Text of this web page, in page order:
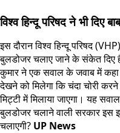
विश्व हिन्दू परिषद ने भी
इस दौरान विश्व हिन्दू परिषद
बुलडोजर चलाए जाने के संकेत दिए
कुमार ने एक सवाल के जवाब में कहा
देखने को मिलेगा कि चंदा चोरी
मिट्टी में मिलाया जाएगा। यह
बुलडोजर चलाने वाली सरकार इस
चलाएगी? UP News